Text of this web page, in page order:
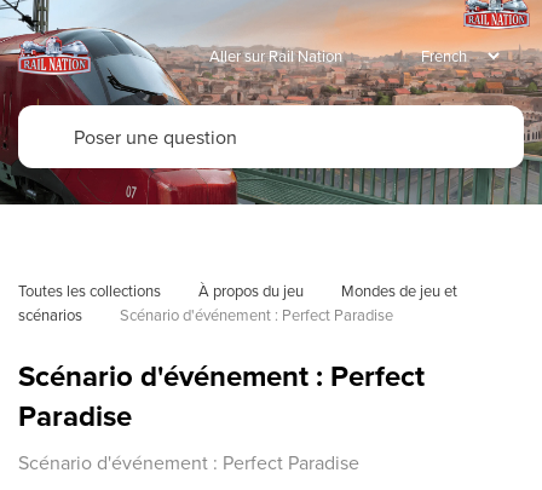
Aller sur Rail Nation
Toutes les collections À propos du jeu
Mondes de jeu et
scénarios
Scénario d'événement : Perfect Paradise
Scénario d'événement : Perfect
Paradise
Scénario d'événement : Perfect Paradise